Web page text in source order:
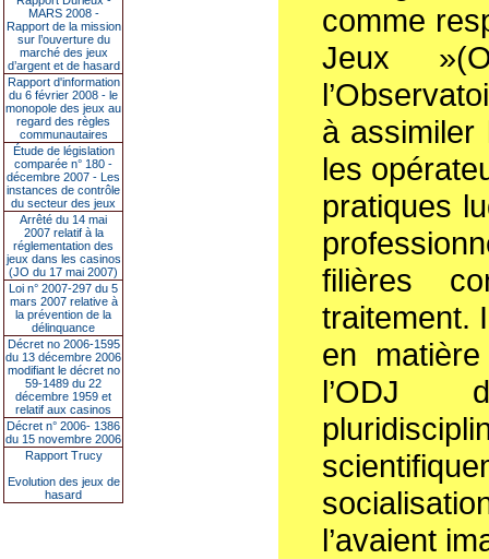
MARS 2008 -
Rapport de la mission
sur l’ouverture du
marché des jeux
d’argent et de hasard
Rapport d'information
du 6 février 2008 - le
monopole des jeux au
regard des règles
communautaires
Étude de législation
comparée n° 180 -
décembre 2007 - Les
instances de contrôle
du secteur des jeux
Arrêté du 14 mai
2007 relatif à la
réglementation des
jeux dans les casinos
(JO du 17 mai 2007)
Loi n° 2007-297 du 5
mars 2007 relative à
la prévention de la
délinquance
Décret no 2006-1595
du 13 décembre 2006
modifiant le décret no
59-1489 du 22
décembre 1959 et
relatif aux casinos
Décret n° 2006- 1386
du 15 novembre 2006
Rapport Trucy
Evolution des jeux de
hasard
comme
Jeux
à
les
pratiques
filières
traitement.
en
l’ODJ
l’avaient